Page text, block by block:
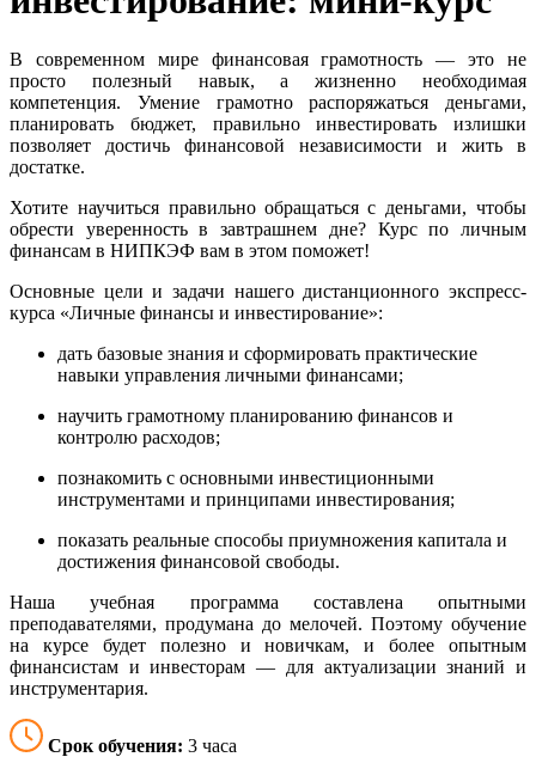
В современном мире финансовая грамотность — это не
просто полезный навык, а жизненно необходимая
компетенция. Умение грамотно распоряжаться деньгами,
планировать бюджет, правильно инвестировать излишки
позволяет достичь финансовой независимости и жить в
достатке.
Хотите научиться правильно обращаться с деньгами, чтобы
обрести уверенность в завтрашнем дне? Курс по личным
финансам в НИПКЭФ вам в этом поможет!
Основные цели и задачи нашего дистанционного экспресс-
курса «Личные финансы и инвестирование»:
дать базовые знания и сформировать практические
навыки управления личными финансами;
научить грамотному планированию финансов и
контролю расходов;
познакомить с основными инвестиционными
инструментами и принципами инвестирования;
показать реальные способы приумножения капитала и
достижения финансовой свободы.
Наша учебная программа составлена опытными
преподавателями, продумана до мелочей. Поэтому обучение
на курсе будет полезно и новичкам, и более опытным
финансистам и инвесторам — для актуализации знаний и
инструментария.
Срок обучения: 3 часа